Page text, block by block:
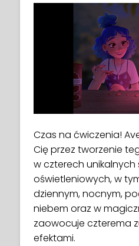
Czas na ćwiczenia!
Cię przez tworzenie
w czterech unikalnych
oświetleniowych, w
dziennym, nocnym,
niebem oraz w
zaowocuje czterema
efektami.